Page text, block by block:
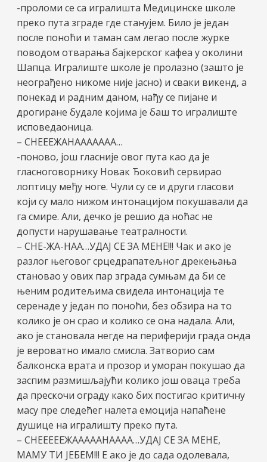
-проломи се са игралишта Медицинске школе
преко пута зграде где станујем. Било је један
после поноћи и таман сам легао после журке
поводом отварања бајкерског кафеа у околини
Шапца. Игралиште школе је пролазно (зашто је
неограђено никоме није јасно) и сваки викенд, а
понекад и радним даном, нађу се пијане и
дрогиране будале којима је баш то игралиште
исповедаоница.
– СНЕЕЕЖАНААААААА…
-поново, још гласније овог пута као да је
гласноговорнику Новак Ђоковић сервирао
лоптицу међу ноге. Чули су се и други гласови
који су мало нижом интонацијом покушавали да
га смире. Али, дечко је решио да ноћас не
допусти нарушавање театралности.
– СНЕ-ЖА-НАА…УДАЈ СЕ ЗА МЕНЕ!!! Чак и ако је
разлог његовог срцедрапатељног дрекењања
становао у ових пар зграда сумњам да би се
њеним родитељима свидела интонација те
серенаде у један по поноћи, без обзира на то
колико је он срао и колико се она надала. Али,
ако је становала негде на периферији града онда
је вероватно имало смисла. Затворио сам
балконска врата и прозор и уморан покушао да
заспим размишљајући колико још оваца треба
да прескочи ограду како бих постигао критичну
масу пре следећег налета емоција напаћене
душице на игралишту преко пута.
– СНЕЕЕЕЕЖАААААНАААА…УДАЈ СЕ ЗА МЕНЕ,
МАМУ ТИ ЈЕБЕМ!!! Е ако је до сада одолевала,